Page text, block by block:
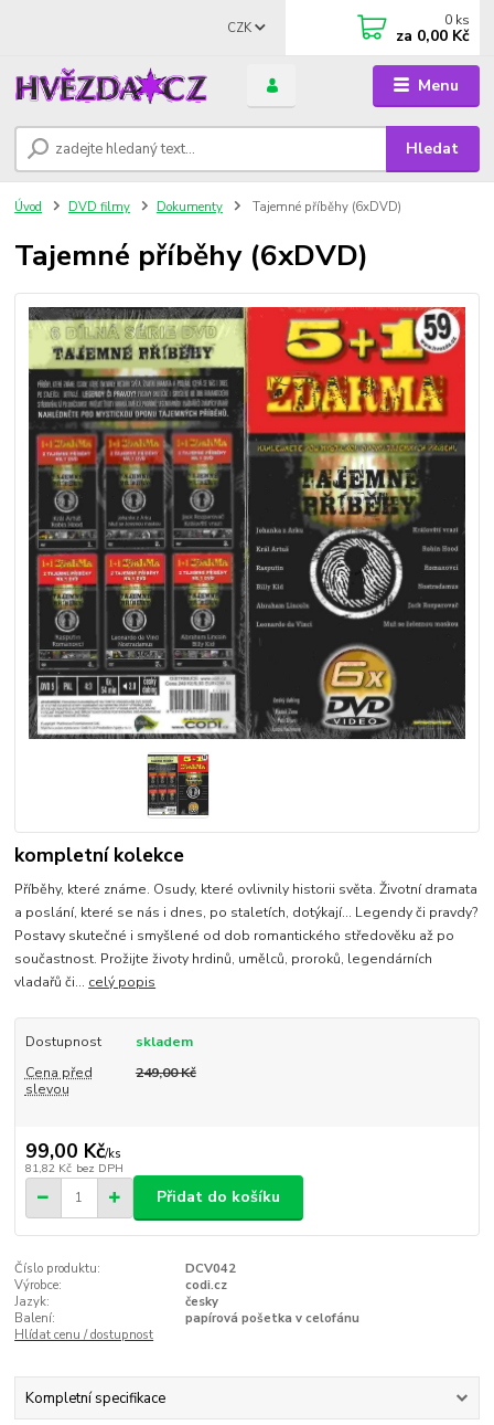
Menu
CZK
Hledat
0 ks
za 0,00 Kč
Úvod DVD filmy Dokumenty Tajemné příběhy (6xDVD)
Tajemné příběhy (6xDVD)
kompletní kolekce
Příběhy, které známe. Osudy, které ovlivnily historii světa. Životní dramata
a poslání, které se nás i dnes, po staletích, dotýkají... Legendy či pravdy?
Postavy skutečné i smyšlené od dob romantického středověku až po
součastnost. Prožijte životy hrdinů, umělců, proroků, legendárních
vladařů či... celý popis
Dostupnost
skladem
Cena před
slevou
249,00 Kč
99,00 Kč/ks
81,82 Kč bez DPH
Přidat do košíku
Číslo produktu:
DCV042
Výrobce:
codi.cz
Jazyk:
česky
Balení:
papírová pošetka v celofánu
Hlídat cenu / dostupnost
Kompletní specifikace